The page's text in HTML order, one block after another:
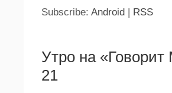
Subscribe: Android RSS
Утро на
21